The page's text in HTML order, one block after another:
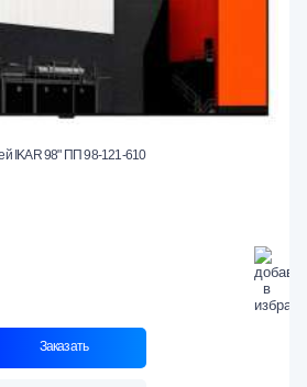
IKAR 98" ПП 98-121-610
Заказать